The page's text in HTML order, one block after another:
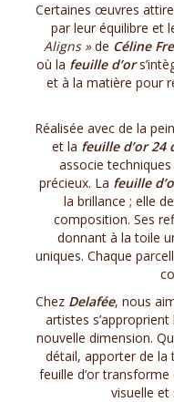
Certaines œuvres
par leur équilibre et
Aligns »de Céline
où la feuille d’or
et à la matière pour
Réalisée avec de la
et la feuille d’or 24
associe
précieux. La feuille
la brillance ; elle
composition. Ses
donnant à la toile
uniques. Chaque
Chez Delafée, nous
artistes s’approprient
nouvelle dimension.
détail, apporter de la
feuille d’or
visuelle et